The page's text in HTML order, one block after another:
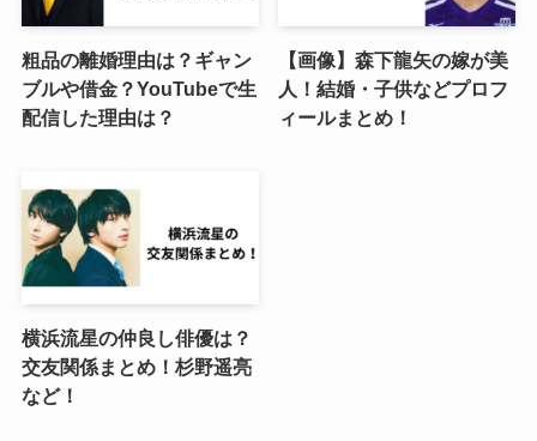
粗品の離婚理由は？ギャン
ブルや借金？YouTubeで生
配信した理由は？
【画像】森下龍矢の嫁が美
人！結婚・子供などプロフ
ィールまとめ！
横浜流星の仲良し俳優は？
交友関係まとめ！杉野遥亮
など！